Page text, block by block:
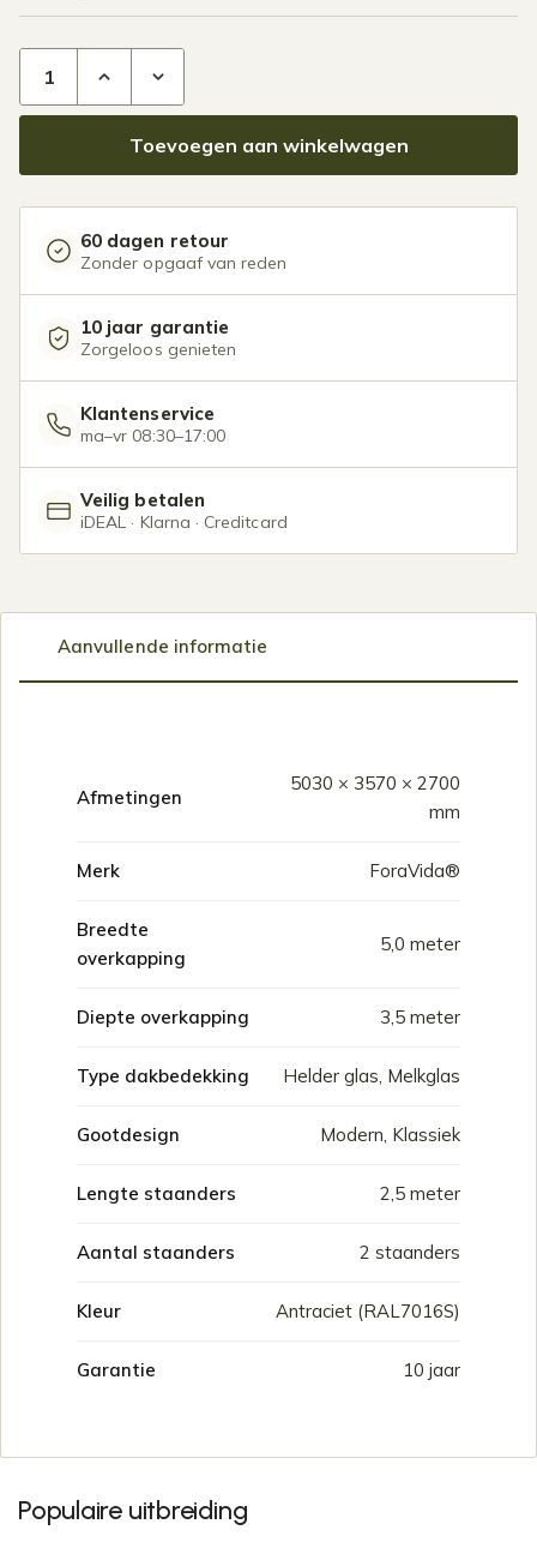
Toevoegen aan winkelwagen
60 dagen retour
Zonder opgaaf van reden
10 jaar garantie
Zorgeloos genieten
Klantenservice
ma–vr 08:30–17:00
Veilig betalen
iDEAL · Klarna · Creditcard
Aanvullende informatie
Afmetingen
5030 × 3570 × 2700
mm
Merk ForaVida®
Breedte
overkapping
5,0 meter
Diepte overkapping 3,5 meter
Type dakbedekking Helder glas, Melkglas
Gootdesign Modern, Klassiek
Lengte staanders 2,5 meter
Aantal staanders 2 staanders
Kleur Antraciet (RAL7016S)
Garantie 10 jaar
Populaire uitbreiding